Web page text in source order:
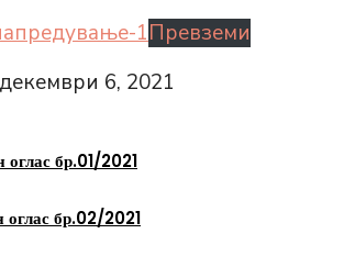
1Превземи
6, 2021
оглас бр.01/2021
оглас бр.02/2021